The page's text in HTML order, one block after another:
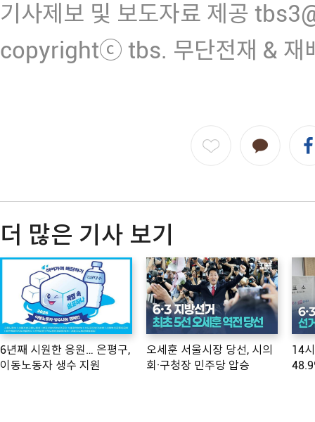
기사제보 및 보도자료 제공
copyrightⓒ tbs. 무단전재 & 재
더 많은 기사 보기
6년째 시원한 응원… 은평구,
이동노동자 생수 지원
오세훈 서울시장 당선, 시의
회·구청장 민주당 압승
14